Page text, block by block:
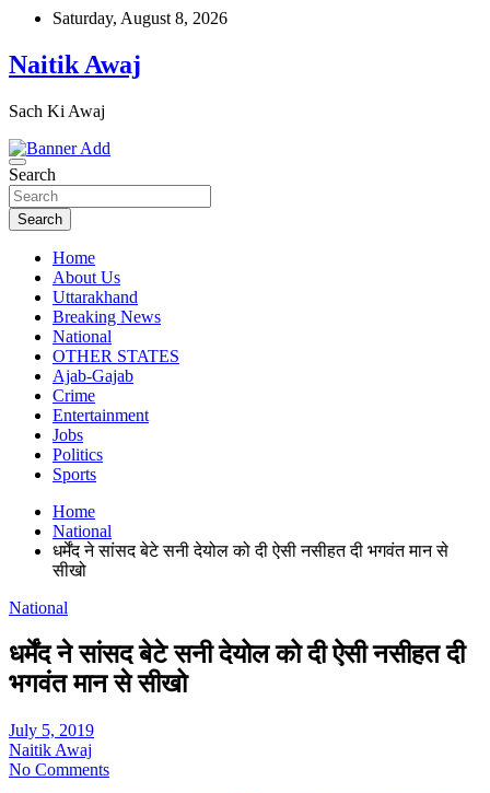
Skip
content
Saturday, August 8, 2026
Naitik Awaj
Sach Ki Awaj
Search
Search
Home
About Us
Uttarakhand
Breaking News
National
OTHER STATES
Ajab-Gajab
Crime
Entertainment
Jobs
Politics
Sports
Home
National
धर्मेंद ने सांसद बेटे सनी देयोल को दी ऐसी नसीहत दी भगवंत मान से
सीखो
National
धर्मेंद ने सांसद बेटे सनी देयोल को दी ऐसी नसीहत दी
भगवंत मान से सीखो
July 5, 2019
Naitik Awaj
No Comments